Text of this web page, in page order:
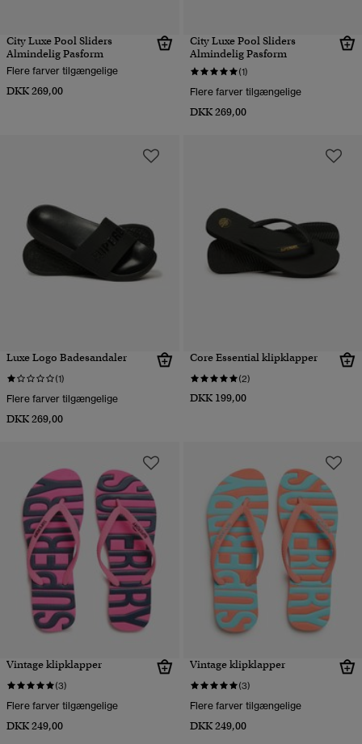
City Luxe Pool Sliders
Almindelig Pasform
Flere farver tilgængelige
DKK 269,00
City Luxe Pool Sliders
Almindelig Pasform
(1)
Flere farver tilgængelige
DKK 269,00
Luxe Logo Badesandaler
(1)
Flere farver tilgængelige
DKK 269,00
Core Essential klipklapper
(2)
DKK 199,00
Vintage klipklapper
(3)
Flere farver tilgængelige
DKK 249,00
Vintage klipklapper
(3)
Flere farver tilgængelige
DKK 249,00